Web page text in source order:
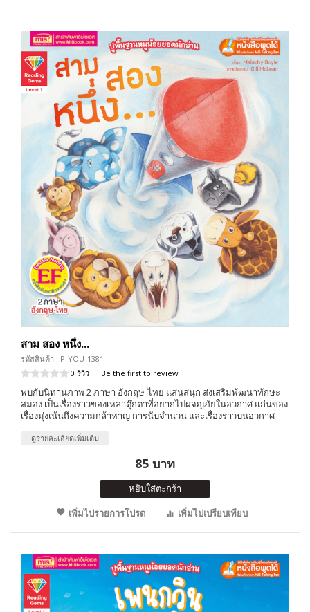
สาม สอง หนึ่ง...
รหัสสินค้า : P-YOU-1381
0 รีวิว | Be the first to review
พบกับนิทานภาพ 2 ภาษา อังกฤษ-ไทย แสนสนุก ส่งเสริมพัฒนาทักษะ
สมอง เป็นเรื่องราวของเหล่าตุ๊กตาที่อยากไปผจญภัยในอวกาศ แก่นของ
เรื่องมุ่งเน้นถึงความกล้าหาญ การนับจำนวน และเรื่องราวบนอวกาศ
ดูรายละเอียดเพิ่มเติม
85 บาท
หยิบใส่ตะกร้า
เพิ่มไปรายการโปรด
เพิ่มไปเปรียบเทียบ